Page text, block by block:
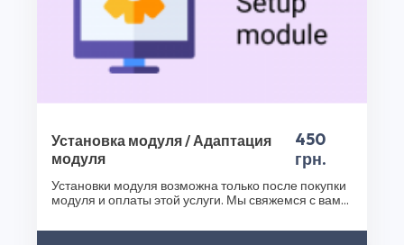
Установка модуля / Адаптация
модуля
450
грн.
Установки модуля возможна только после покупки
модуля и оплаты этой услуги. Мы свяжемся с вами